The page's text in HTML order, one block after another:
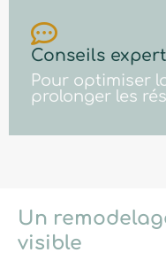
Conseils
Pour optimiser
prolonger les
Un
visible